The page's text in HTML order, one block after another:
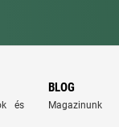
és
BLOG
Magazinunk